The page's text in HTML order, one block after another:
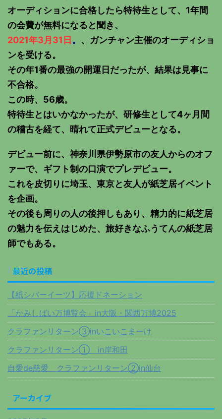
オーディションに合格したら特待生として、1年間
の会費が無料になると聞き、
2021年3月31日 。 、ガンチャン主催のオーディショ
ンを受ける。
その年1番の最強の開運日だったが、結果は見事に
不合格。
この時、56歳。
特待生とはいかなかったが、研修生として4ヶ月間
の稽古を経て、晴れて正式デビューとなる。
デビュー前に、神奈川県伊勢原市の友人からのオフ
ァーで、ギフト制の口演でプレデビュー。
これを皮切りに埼玉、東京と友人が紙芝居イベント
を企画。
その後も周りの人の後押しもあり、精力的に紙芝居
の魅力を伝えはじめた、旅好きなふうてんの紙芝居
師でもある。
最近の投稿
【紙シバーイーツ】応援ドネーション
「かみしばい万博覧会」in大阪・関西万博2025
クラファンリターン③inいこいこまーけ
クラファンリターン① in岸和田
自愛de慈愛 クラファンリターン②in仙台
アーカイブ